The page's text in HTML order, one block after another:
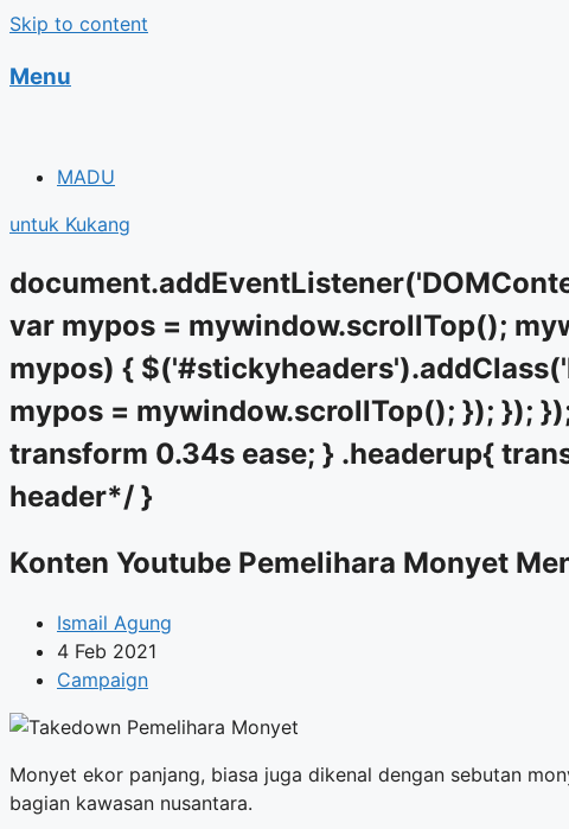
Skip to content
Menu
MADU
untuk Kukang
var mypos = mywindow.scrollTop();
mypos) {
mypos = mywindow.scrollTop(); }); });
transform 0.34s ease; } .headerup{
header*/ }
Konten Youtube Pemelihara Monyet
Ismail Agung
4 Feb 2021
Campaign
Monyet ekor panjang, biasa juga dikenal dengan sebutan
bagian kawasan nusantara.